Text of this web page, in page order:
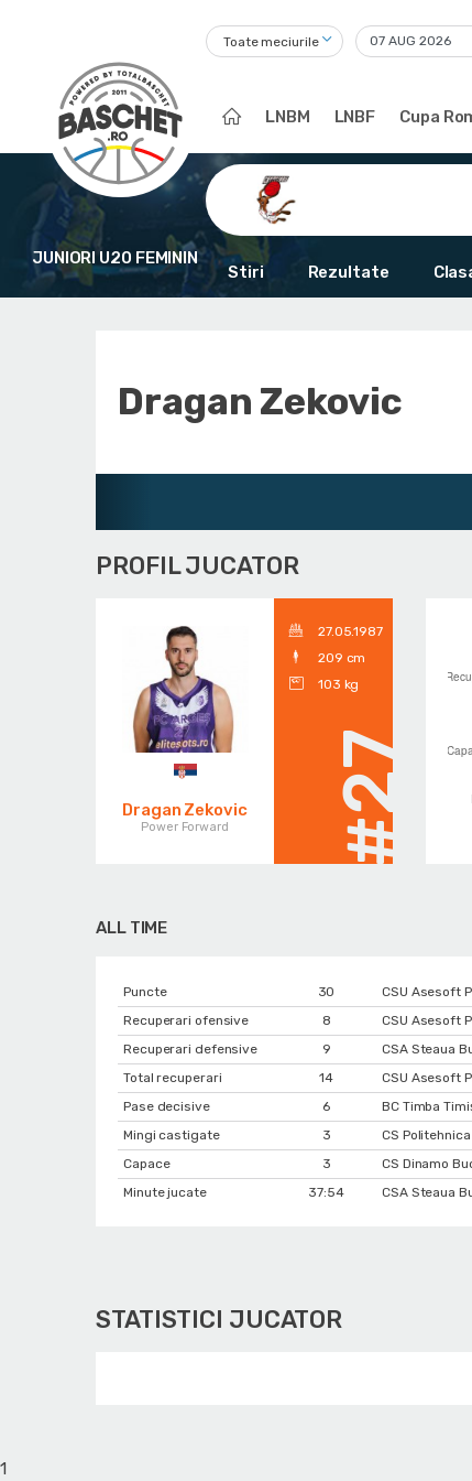
Toate meciurile
LNBM LNBF Cupa
JUNIORI U20 FEMININ
Stiri Rezultate
Dragan Zekovic
PROFIL JUCATOR
Dragan Zekovic
Power Forward
27.05.1987
209 cm
103 kg
#27
ALL TIME
Puncte 30 CSU Asesoft
Recuperari ofensive
8 CSU Asesoft
Recuperari defensive
9 CSA Steaua
Total recuperari
14 CSU Asesoft
Pase decisive
6 BC Timba
Mingi castigate
3 CS
Capace
3 CS Dinamo
Minute jucate
37:54 CSA Steaua
STATISTICI JUCATOR
1